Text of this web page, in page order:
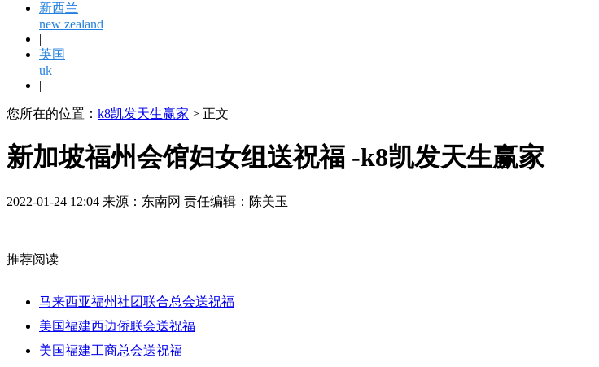
新西兰
new zealand
|
英国
uk
|
您所在的位置： k8凯发天生赢家 > 正文
新加坡福州会馆妇女组送祝福 -k8凯发天生赢家
2022-01-24 12:04 来源：东南网 责任编辑：陈美玉
推荐阅读
马来西亚福州社团联合总会送祝福
美国福建西边侨联会送祝福
美国福建工商总会送祝福